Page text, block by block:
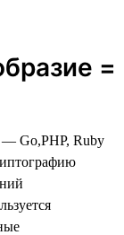
=
— Go,PHP, Ruby